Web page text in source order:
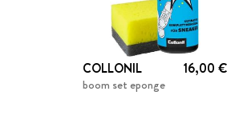
COLLONIL 16,00 €
boom set eponge